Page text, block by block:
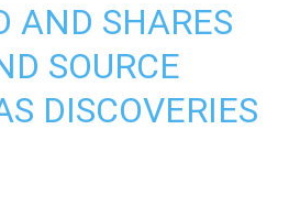
AND SHARES
SOURCE
DISCOVERIES